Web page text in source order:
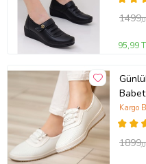
1499
95,99
Kargo
1899